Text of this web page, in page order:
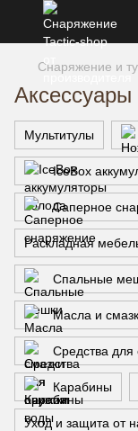
Снаряжение и
Мультитулы
IceBox
Саперное
Раскладная
Спальные
Масла и
Средства для
Карабины
Уход и защита от